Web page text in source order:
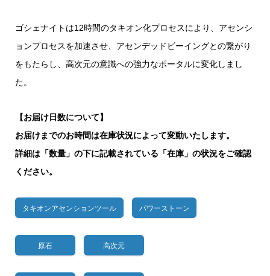
ゴシェナイトは12時間のタキオン化プロセスにより、アセンシ
ョンプロセスを加速させ、アセンデッドビーイングとの繋がり
をもたらし、高次元の意識への強力なポータルに変化しまし
た。
【お届け日数について】
お届けまでのお時間は在庫状況によって変動いたします。
詳細は「数量」の下に記載されている「在庫」の状況をご確認
ください。
タキオンアセンションツール パワーストーン
原石 高次元